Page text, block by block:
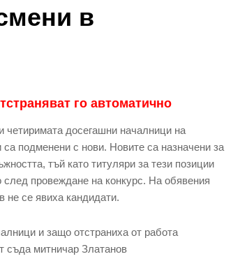
в
го автоматично
четиримата досегашни началници на
са подменени с нови. Новите са назначени за
тъй като титуляри за тези позиции
провеждане на конкурс. На обявения
не се явиха кандидати.
и защо отстраниха от работа
съда митничар Златанов